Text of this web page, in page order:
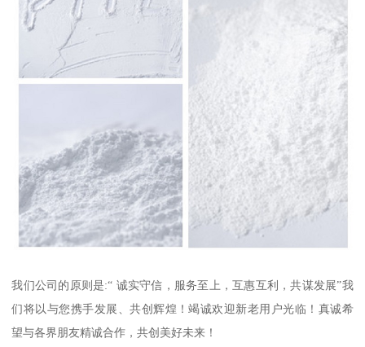
我们公司的原则是:“ 诚实守信，服务至上，互惠互利，共谋发展”我
们将以与您携手发展、共创辉煌！竭诚欢迎新老用户光临！真诚希
望与各界朋友精诚合作，共创美好未来！